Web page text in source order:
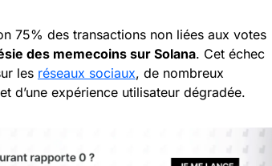
75% des transactions non liées aux votes
des memecoins sur Solana. Cet échec
les réseaux sociaux, de nombreux
d’une expérience utilisateur dégradée.